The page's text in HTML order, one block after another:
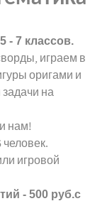
5 - 7 классов.
играем в
оригами и
на
нам!
человек.
игровой
- 500 руб.с